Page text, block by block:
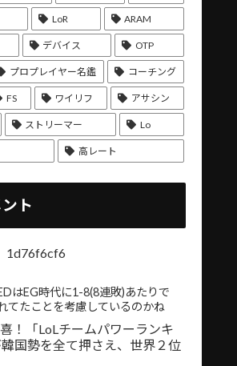
LoR ARAM
デバイス OTP
プロプレイヤー名鑑 コーチング
FS ワイリフ アサシン
ストリーマー Lo
高レート
ト
1d76f6cf6
はEG時代に1-8(8連敗)あたりで
てたことを考慮しているのかね
！「LoLチームパワーランキ
国勢を全て押さえ、世界２位